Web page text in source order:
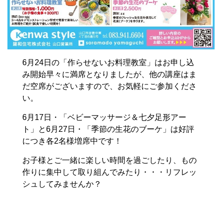
6月24日の「作らせないお料理教室」はお申し込
み開始早々に満席となりましたが、他の講座はま
だ空席がございますので、お気軽にご参加くださ
い。
6月17日・「ベビーマッサージ＆七夕足形アー
ト」と6月27日・「季節の生花のブーケ」は好評
につき各2名様増席中です！
お子様とご一緒に楽しい時間を過ごしたり、もの
作りに集中して取り組んでみたり・・・リフレッ
シュしてみませんか？